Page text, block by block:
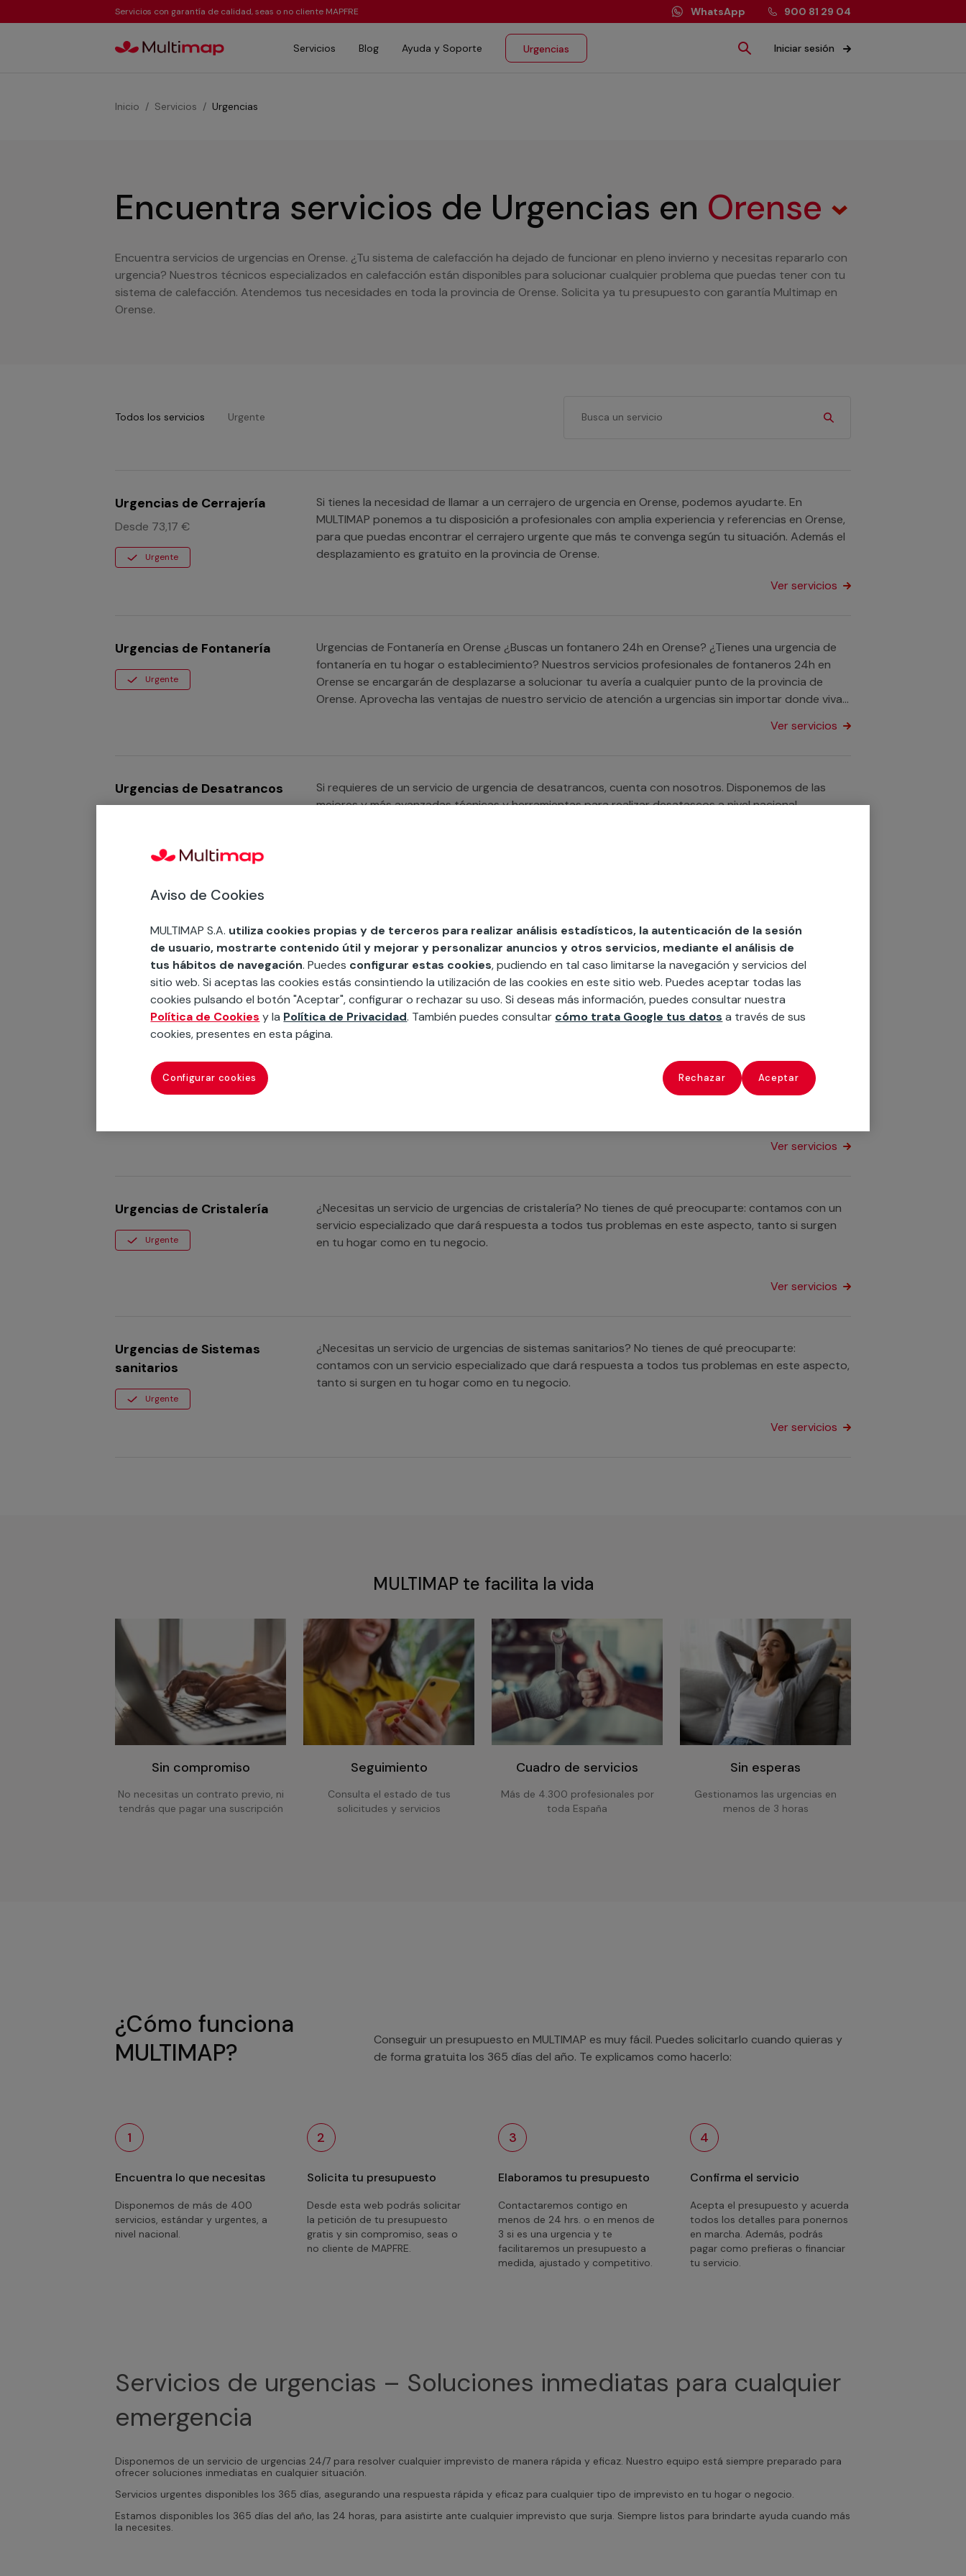
Servicios con garantía de calidad, seas o no cliente MAPFRE WhatsApp 900 81 29 04
Servicios Blog Ayuda y Soporte Urgencias Iniciar sesión
Inicio Servicios Urgencias
Encuentra servicios de Urgencias en Orense
Encuentra servicios de urgencias en Orense. ¿Tu sistema de calefacción ha dejado de funcionar en pleno invierno y necesitas repararlo con
urgencia? Nuestros técnicos especializados en calefacción están disponibles para solucionar cualquier problema que puedas tener con tu
sistema de calefacción. Atendemos tus necesidades en toda la provincia de Orense. Solicita ya tu presupuesto con garantía Multimap en
Orense.
Todos los servicios Urgente
Urgencias de Cerrajería
Desde 73,17 €
Urgente
Si tienes la necesidad de llamar a un cerrajero de urgencia en Orense, podemos ayudarte. En
MULTIMAP ponemos a tu disposición a profesionales con amplia experiencia y referencias en Orense,
para que puedas encontrar el cerrajero urgente que más te convenga según tu situación. Además el
desplazamiento es gratuito en la provincia de Orense.
Ver servicios
Urgencias de Fontanería
Urgente
Urgencias de Fontanería en Orense ¿Buscas un fontanero 24h en Orense? ¿Tienes una urgencia de
fontanería en tu hogar o establecimiento? Nuestros servicios profesionales de fontaneros 24h en
Orense se encargarán de desplazarse a solucionar tu avería a cualquier punto de la provincia de
Orense. Aprovecha las ventajas de nuestro servicio de atención a urgencias sin importar donde vivas
Ver servicios
Urgencias de Desatrancos
Si requieres de un servicio de urgencia de desatrancos, cuenta con nosotros. Disponemos de las
mejores y más avanzadas técnicas y herramientas para realizar desatascos a nivel nacional.
Urgencias de Electricidad
Urgente
Si requieres de un servicio de urgencia de electricidad, tan solo tienes que contarnos el tipo de
incidencia que tienes. No importa la hora que sea, ya que ofrecemos un servicio de urgencias de
electricidad en menos de 3 horas.
Ver servicios
Urgencias de Calefacción
ya que contamos con un equipo de profesionales que podrá asistirte de manera rápida y eficaz.
Ver servicios
Urgencias de Cristalería
Urgente
¿Necesitas un servicio de urgencias de cristalería? No tienes de qué preocuparte: contamos con un
servicio especializado que dará respuesta a todos tus problemas en este aspecto, tanto si surgen
en tu hogar como en tu negocio.
Ver servicios
Urgencias de Sistemas
sanitarios
Urgente
¿Necesitas un servicio de urgencias de sistemas sanitarios? No tienes de qué preocuparte:
contamos con un servicio especializado que dará respuesta a todos tus problemas en este aspecto,
tanto si surgen en tu hogar como en tu negocio.
Ver servicios
MULTIMAP te facilita la vida
Sin compromiso
No necesitas un contrato previo, ni
tendrás que pagar una suscripción
Seguimiento
Consulta el estado de tus
solicitudes y servicios
Cuadro de servicios
Más de 4.300 profesionales por
toda España
Sin esperas
Gestionamos las urgencias en
menos de 3 horas
¿Cómo funciona
MULTIMAP?
Conseguir un presupuesto en MULTIMAP es muy fácil. Puedes solicitarlo cuando quieras y
de forma gratuita los 365 días del año. Te explicamos como hacerlo:
1
Encuentra lo que necesitas
Disponemos de más de 400
servicios, estándar y urgentes, a
nivel nacional.
2
Solicita tu presupuesto
Desde esta web podrás solicitar
la petición de tu presupuesto
gratis y sin compromiso, seas o
no cliente de MAPFRE.
3
Elaboramos tu presupuesto
Contactaremos contigo en
menos de 24 hrs. o en menos de
3 si es una urgencia y te
facilitaremos un presupuesto a
medida, ajustado y competitivo.
4
Confirma el servicio
Acepta el presupuesto y acuerda
todos los detalles para ponernos
en marcha. Además, podrás
pagar como prefieras o financiar
tu servicio.
Servicios de urgencias – Soluciones inmediatas para cualquier
emergencia
Disponemos de un servicio de urgencias 24/7 para resolver cualquier imprevisto de manera rápida y eficaz. Nuestro equipo está siempre preparado para
ofrecer soluciones inmediatas en cualquier situación.
Servicios urgentes disponibles los 365 días, asegurando una respuesta rápida y eficaz para cualquier tipo de imprevisto en tu hogar o negocio.
Estamos disponibles los 365 días del año, las 24 horas, para asistirte ante cualquier imprevisto que surja. Siempre listos para brindarte ayuda cuando más
la necesites.
Aviso de Cookies
MULTIMAP S.A. utiliza cookies propias y de terceros para realizar análisis estadísticos, la autenticación de la sesión
de usuario, mostrarte contenido útil y mejorar y personalizar anuncios y otros servicios, mediante el análisis de
tus hábitos de navegación. Puedes configurar estas cookies, pudiendo en tal caso limitarse la navegación y servicios del
sitio web. Si aceptas las cookies estás consintiendo la utilización de las cookies en este sitio web. Puedes aceptar todas las
cookies pulsando el botón "Aceptar", configurar o rechazar su uso. Si deseas más información, puedes consultar nuestra
Política de Cookies y la Política de Privacidad. También puedes consultar cómo trata Google tus datos a través de sus
cookies, presentes en esta página.
Configurar cookies Rechazar Aceptar